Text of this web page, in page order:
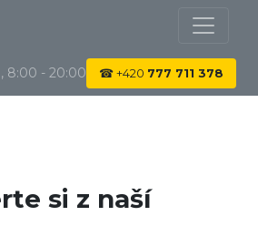
8:00 - 20:00 ☎+420 777 711 378
si z naší